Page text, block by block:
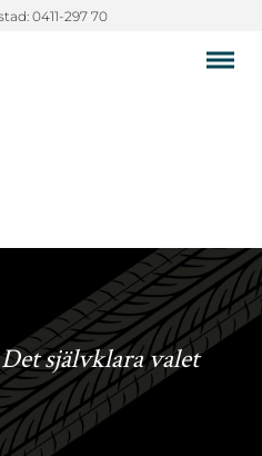
0411-297 70
självklara valet